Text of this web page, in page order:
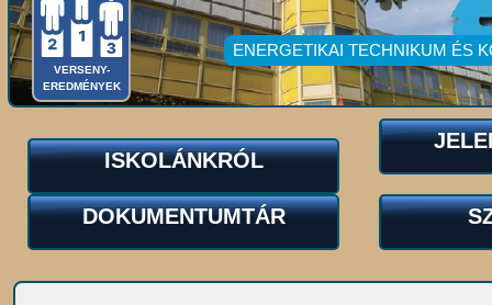
VERSENY-
EREDMÉNYEK
ENERGETIKAI TECHNIKUM ÉS
ISKOLÁNKRÓL
DOKUMENTUMTÁR